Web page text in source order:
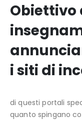
Obiettivo
i siti di
di questi portali
quanto spingano